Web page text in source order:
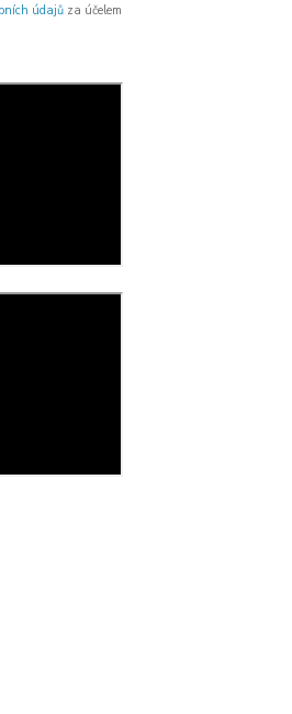
údajů za účelem